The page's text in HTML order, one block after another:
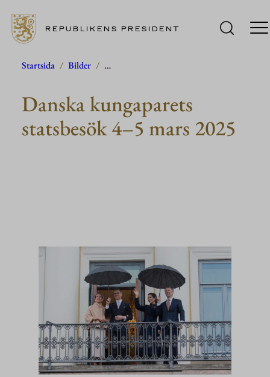
Hoppa
innehåll
REPUBLIKENS PRESIDENT
Startsida / Bilder / …
Danska kungaparets
statsbesök 4–5 mars 2025